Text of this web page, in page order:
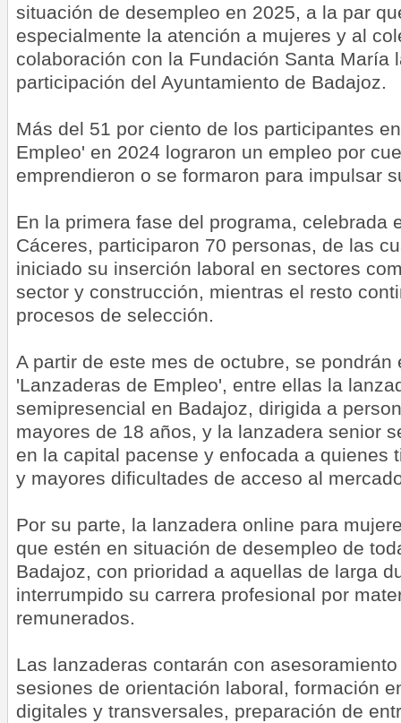
situación de desempleo en 2025, a la par
especialmente la atención a mujeres y al
colaboración con la Fundación Santa María
participación del Ayuntamiento de Badajoz.
Más del 51 por ciento de los participantes
Empleo' en 2024 lograron un empleo por
emprendieron o se formaron para impulsar
En la primera fase del programa, celebrada
Cáceres, participaron 70 personas, de las
iniciado su inserción laboral en sectores
sector y construcción, mientras el resto
procesos de selección.
A partir de este mes de octubre, se pondrán
'Lanzaderas de Empleo', entre ellas la
semipresencial en Badajoz, dirigida a
mayores de 18 años, y la lanzadera senior
en la capital pacense y enfocada a quienes
y mayores dificultades de acceso al
Por su parte, la lanzadera online para
que estén en situación de desempleo de
Badajoz, con prioridad a aquellas de larga
interrumpido su carrera profesional por
remunerados.
Las lanzaderas contarán con
sesiones de orientación laboral, formación
digitales y transversales, preparación de